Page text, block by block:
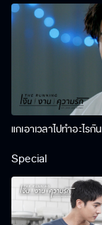
แกเอาเวลาไปทำอะไรกัน
Special